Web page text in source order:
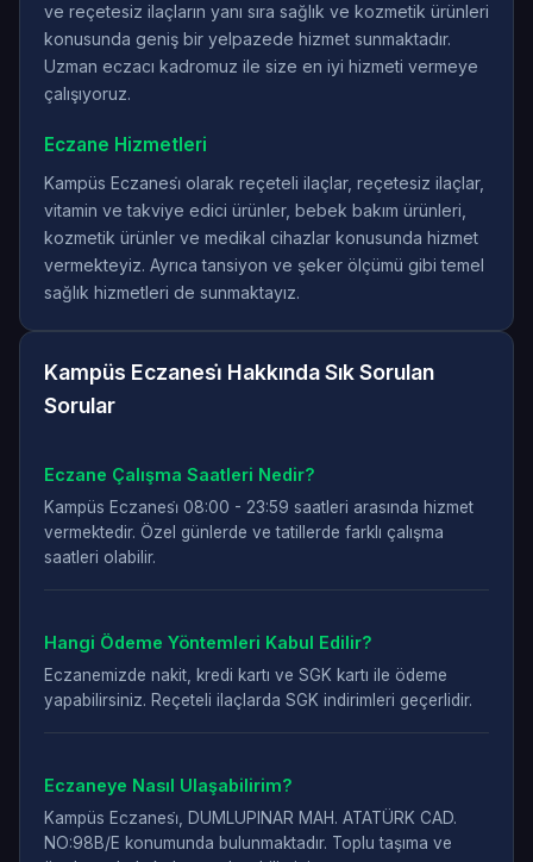
ve reçetesiz ilaçların yanı sıra sağlık ve kozmetik ürünleri
konusunda geniş bir yelpazede hizmet sunmaktadır.
Uzman eczacı kadromuz ile size en iyi hizmeti vermeye
çalışıyoruz.
Eczane Hizmetleri
Kampüs Eczanesi̇ olarak reçeteli ilaçlar, reçetesiz ilaçlar,
vitamin ve takviye edici ürünler, bebek bakım ürünleri,
kozmetik ürünler ve medikal cihazlar konusunda hizmet
vermekteyiz. Ayrıca tansiyon ve şeker ölçümü gibi temel
sağlık hizmetleri de sunmaktayız.
Kampüs Eczanesi̇ Hakkında Sık Sorulan
Sorular
Eczane Çalışma Saatleri Nedir?
Kampüs Eczanesi̇ 08:00 - 23:59 saatleri arasında hizmet
vermektedir. Özel günlerde ve tatillerde farklı çalışma
saatleri olabilir.
Hangi Ödeme Yöntemleri Kabul Edilir?
Eczanemizde nakit, kredi kartı ve SGK kartı ile ödeme
yapabilirsiniz. Reçeteli ilaçlarda SGK indirimleri geçerlidir.
Eczaneye Nasıl Ulaşabilirim?
Kampüs Eczanesi̇, DUMLUPINAR MAH. ATATÜRK CAD.
NO:98B/E konumunda bulunmaktadır. Toplu taşıma ve